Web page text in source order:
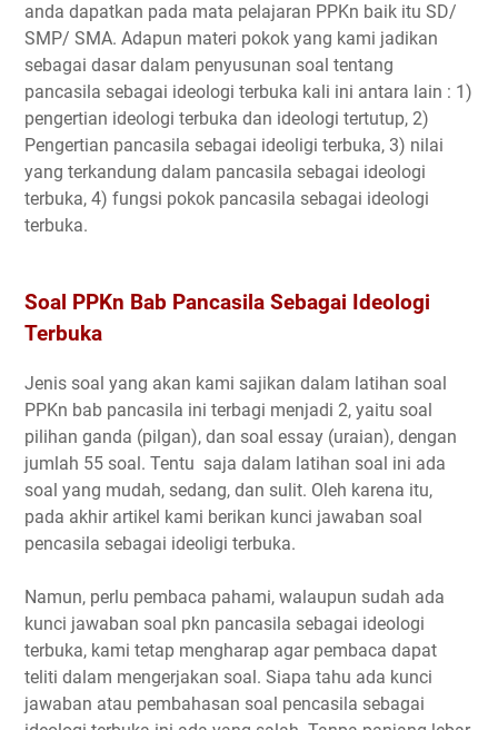
anda dapatkan pada mata pelajaran PPKn baik itu SD/
SMP/ SMA. Adapun materi pokok yang kami jadikan
sebagai dasar dalam penyusunan soal tentang
pancasila sebagai ideologi terbuka kali ini antara lain : 1)
pengertian ideologi terbuka dan ideologi tertutup, 2)
Pengertian pancasila sebagai ideoligi terbuka, 3) nilai
yang terkandung dalam pancasila sebagai ideologi
terbuka, 4) fungsi pokok pancasila sebagai ideologi
terbuka.
Soal PPKn Bab Pancasila Sebagai Ideologi
Terbuka
Jenis soal yang akan kami sajikan dalam latihan soal
PPKn bab pancasila ini terbagi menjadi 2, yaitu soal
pilihan ganda (pilgan), dan soal essay (uraian), dengan
jumlah 55 soal. Tentu saja dalam latihan soal ini ada
soal yang mudah, sedang, dan sulit. Oleh karena itu,
pada akhir artikel kami berikan kunci jawaban soal
pencasila sebagai ideoligi terbuka.
Namun, perlu pembaca pahami, walaupun sudah ada
kunci jawaban soal pkn pancasila sebagai ideologi
terbuka, kami tetap mengharap agar pembaca dapat
teliti dalam mengerjakan soal. Siapa tahu ada kunci
jawaban atau pembahasan soal pencasila sebagai